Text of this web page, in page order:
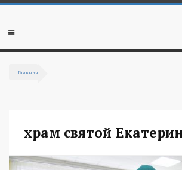
Перейти к основному содержанию
Мобильное
Главная
храм святой